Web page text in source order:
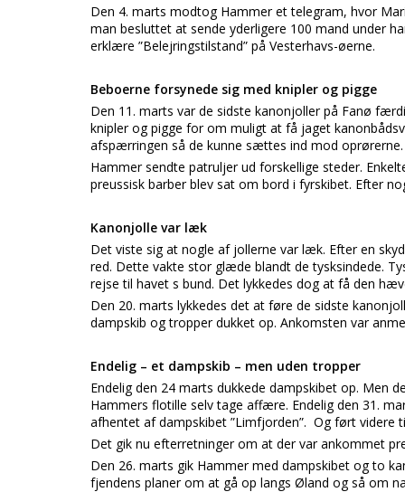
Den 4. marts modtog Hammer et telegram, hvor
man besluttet at sende yderligere 100 mand under
erklære ”Belejringstilstand” på Vesterhavs-øerne.
Beboerne forsynede sig med knipler og pigge
Den 11. marts var de sidste kanonjoller på Fanø
knipler og pigge for om muligt at få jaget
afspærringen så de kunne sættes ind mod oprørerne.
Hammer sendte patruljer ud forskellige steder.
preussisk barber blev sat om bord i fyrskibet. Efter
Kanonjolle var læk
Det viste sig at nogle af jollerne var læk. Efter en
red. Dette vakte stor glæde blandt de tysksindede.
rejse til havet s bund. Det lykkedes dog at få den
Den 20. marts lykkedes det at føre de sidste
dampskib og tropper dukket op. Ankomsten var
Endelig – et dampskib – men uden tropper
Endelig den 24 marts dukkede dampskibet op. Men
Hammers flotille selv tage affære. Endelig den 31.
afhentet af dampskibet ”Limfjorden”. Og ført videre
Det gik nu efterretninger om at der var ankommet
Den 26. marts gik Hammer med dampskibet og to
fjendens planer om at gå op langs Øland og så om